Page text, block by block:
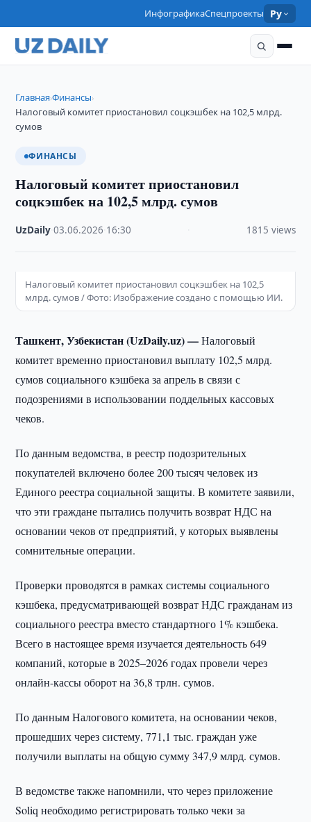
ИнфографикаСпецпроекты Ру
Главная›Финансы›
Налоговый комитет приостановил соцкэшбек на 102,5 млрд.
сумов
ФИНАНСЫ
Налоговый комитет приостановил
соцкэшбек на 102,5 млрд. сумов
UzDaily ·03.06.2026 16:30 1815 views
Налоговый комитет приостановил соцкэшбек на 102,5
млрд. сумов / Фото: Изображение создано с помощью ИИ.
Ташкент, Узбекистан (UzDaily.uz) —Налоговый
комитет временно приостановил выплату 102,5 млрд.
сумов социального кэшбека за апрель в связи с
подозрениями в использовании поддельных кассовых
чеков.
По данным ведомства, в реестр подозрительных
покупателей включено более 200 тысяч человек из
Единого реестра социальной защиты. В комитете заявили,
что эти граждане пытались получить возврат НДС на
основании чеков от предприятий, у которых выявлены
сомнительные операции.
Проверки проводятся в рамках системы социального
кэшбека, предусматривающей возврат НДС гражданам из
социального реестра вместо стандартного 1% кэшбека.
Всего в настоящее время изучается деятельность 649
компаний, которые в 2025–2026 годах провели через
онлайн-кассы оборот на 36,8 трлн. сумов.
По данным Налогового комитета, на основании чеков,
прошедших через систему, 771,1 тыс. граждан уже
получили выплаты на общую сумму 347,9 млрд. сумов.
В ведомстве также напомнили, что через приложение
Soliq необходимо регистрировать только чеки за